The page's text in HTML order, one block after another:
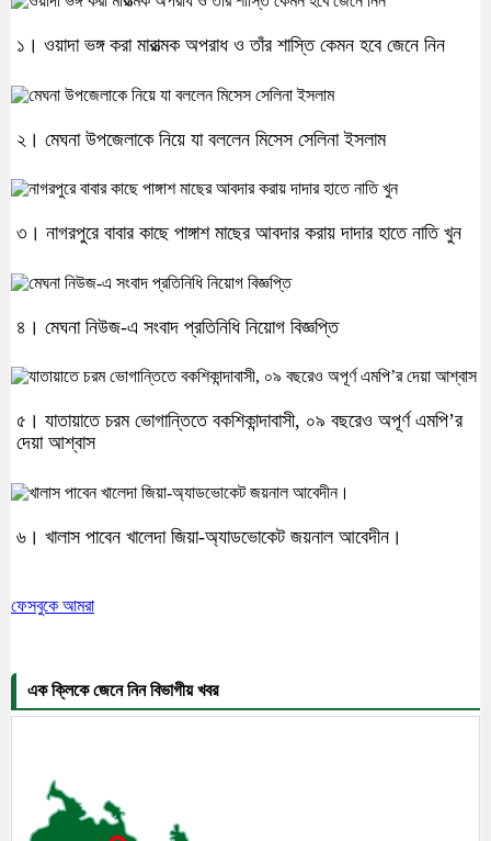
১। ওয়াদা ভঙ্গ করা মারাত্মক অপরাধ ও তাঁর শাস্তি কেমন হবে জেনে নিন
২। মেঘনা উপজেলাকে নিয়ে যা বললেন মিসেস সেলিনা ইসলাম
৩। নাগরপুরে বাবার কাছে পাঙ্গাশ মাছের আবদার করায় দাদার হাতে নাতি খুন
৪। মেঘনা নিউজ-এ সংবাদ প্রতিনিধি নিয়োগ বিজ্ঞপ্তি
৫। যাতায়াতে চরম ভোগান্তিতে বকশিকান্দাবাসী, ০৯ বছরেও অপূর্ণ এমপি’র
দেয়া আশ্বাস
৬। খালাস পাবেন খালেদা জিয়া-অ্যাডভোকেট জয়নাল আবেদীন।
ফেসবুকে আমরা
এক ক্লিকে জেনে নিন বিভাগীয় খবর